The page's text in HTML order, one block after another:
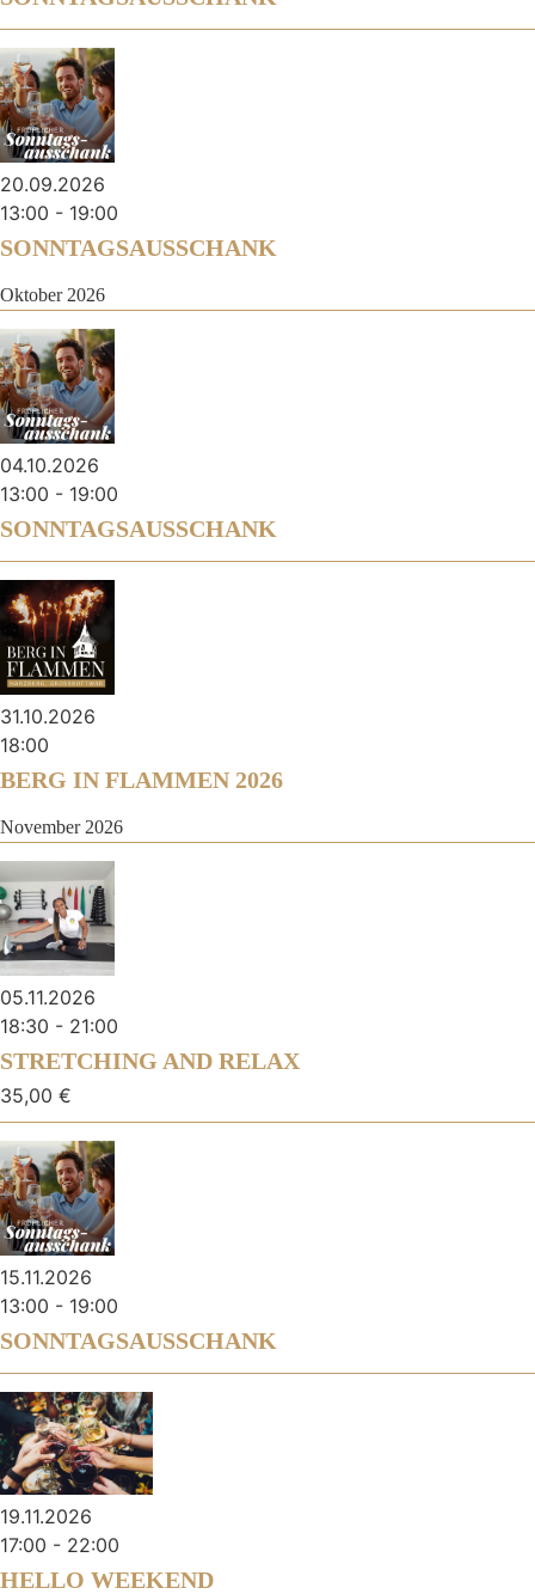
20.09.2026
13:00 - 19:00
SONNTAGSAUSSCHANK
Oktober 2026
04.10.2026
13:00 - 19:00
SONNTAGSAUSSCHANK
31.10.2026
18:00
BERG IN FLAMMEN 2026
November 2026
05.11.2026
18:30 - 21:00
STRETCHING AND RELAX
35,00 €
15.11.2026
13:00 - 19:00
SONNTAGSAUSSCHANK
19.11.2026
17:00 - 22:00
HELLO WEEKEND